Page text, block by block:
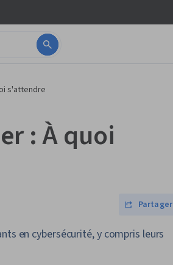
s'attendre
: À quoi
Partager
en cybersécurité, y compris leurs